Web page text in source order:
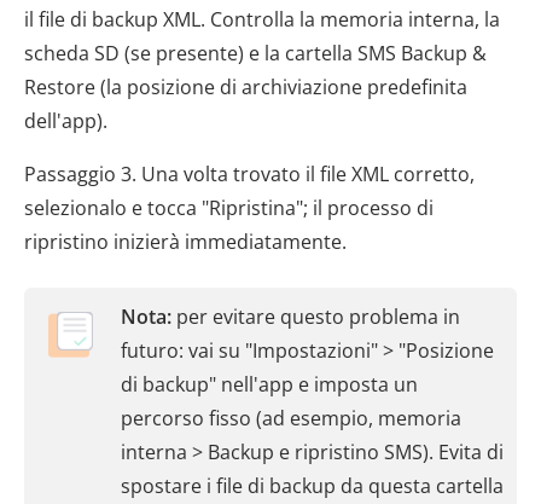
il file di backup XML. Controlla la memoria interna, la
scheda SD (se presente) e la cartella SMS Backup &
Restore (la posizione di archiviazione predefinita
dell'app).
Passaggio 3. Una volta trovato il file XML corretto,
selezionalo e tocca "Ripristina"; il processo di
ripristino inizierà immediatamente.
Nota: per evitare questo problema in
futuro: vai su "Impostazioni" > "Posizione
di backup" nell'app e imposta un
percorso fisso (ad esempio, memoria
interna > Backup e ripristino SMS). Evita di
spostare i file di backup da questa cartella